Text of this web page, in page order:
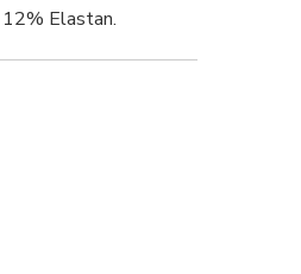
Elastan.